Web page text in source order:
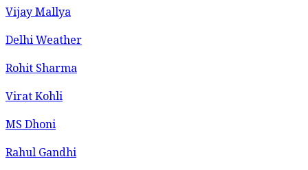
Vijay Mallya
Delhi Weather
Rohit Sharma
Virat Kohli
MS Dhoni
Rahul Gandhi